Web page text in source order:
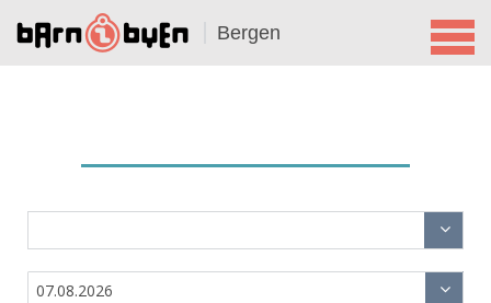
Bergen